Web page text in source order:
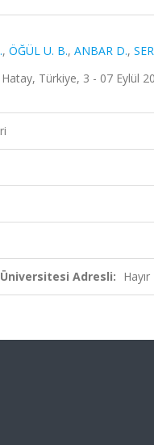
, ÖĞÜL U. B., ANBAR D.,
Türkiye, 3 - 07 Eylül
Adresli: Hayır